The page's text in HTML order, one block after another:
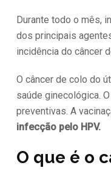
Durante todo o mês,
dos principais
incidência do câncer
O câncer de colo do
saúde ginecológica.
preventivas. A
infecção pelo HPV.
O que é o